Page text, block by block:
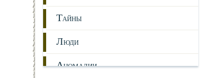
ТАЙНЫ
ЛЮДИ
АНОМАЛИИ